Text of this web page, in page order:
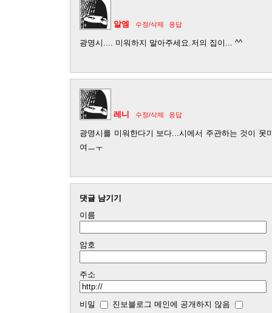
알엠 수정/삭제 응답
광명시.... 미워하지 말아주세요.저의 집이... ^^
레니 수정/삭제 응답
광명시를 미워한다기 보다...시에서 주관하는 것이 못
여ㅡㅜ
댓글 남기기
이름
암호
주소
비밀
진보블로그 메인에 공개하지 않음